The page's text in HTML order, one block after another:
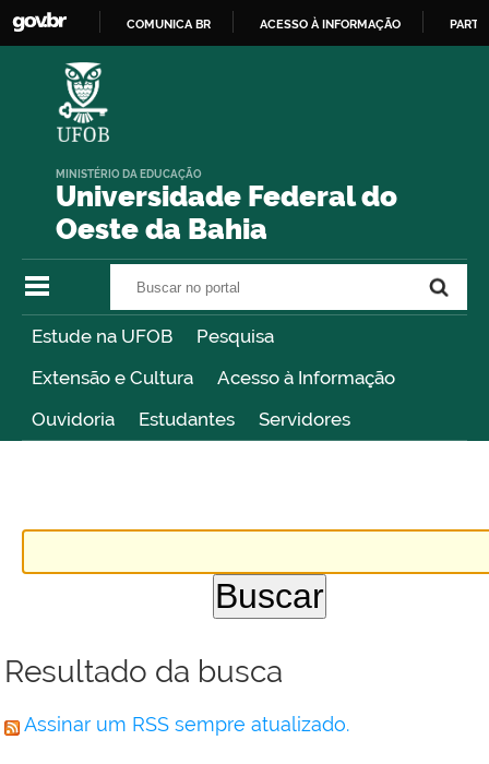
COMUNICA BR ACESSO À INFORMAÇÃO
Universidade Federal do
Oeste da Bahia
MINISTÉRIO DA EDUCAÇÃO
Estude na UFOB
Pesquisa
Extensão e Cultura
Acesso à Informação
Ouvidoria
Estudantes Servidores
Resultado da busca
Assinar um RSS sempre atualizado.